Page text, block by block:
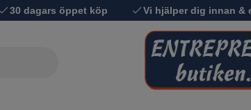
30 dagars öppet köp Vi hjälper dig innan &